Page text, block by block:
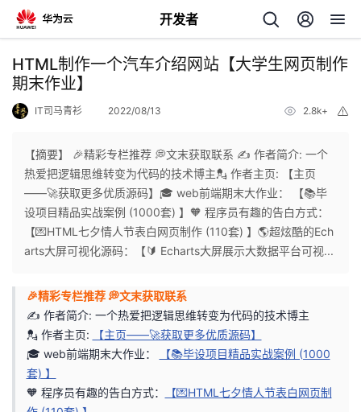
开发者
返
回
个
人
页
我
开
发
者
HTML制作一个汽车介绍网站【大学生网页制作
期末作业】
IT司马青衫 2022/08/13 2.8k+
【摘要】 🎉精彩专栏推荐 💭文末获取联系 ✍️ 作者简介: 一个
热爱把逻辑思维转变为代码的技术博主💂 作者主页: 【主页
——🚀获取更多优质源码】🎓 web前端期末大作业： 【📚毕
设项目精品实战案例 (1000套) 】🧡 程序员有趣的告白方式：
【💌HTML七夕情人节表白网页制作 (110套) 】🌎超炫酷的Ech
arts大屏可视化源码：【🔰 Echarts大屏展示大数据平台可视...
🎉精彩专栏推荐 💭文末获取联系
✍️ 作者简介: 一个热爱把逻辑思维转变为代码的技术博主
💂 作者主页:
【主页——🚀获取更多优质源码】
🎓 web前端期末大作业：
【📚毕设项目精品实战案例 (1000
套) 】
🧡 程序员有趣的告白方式：
【💌HTML七夕情人节表白网页制